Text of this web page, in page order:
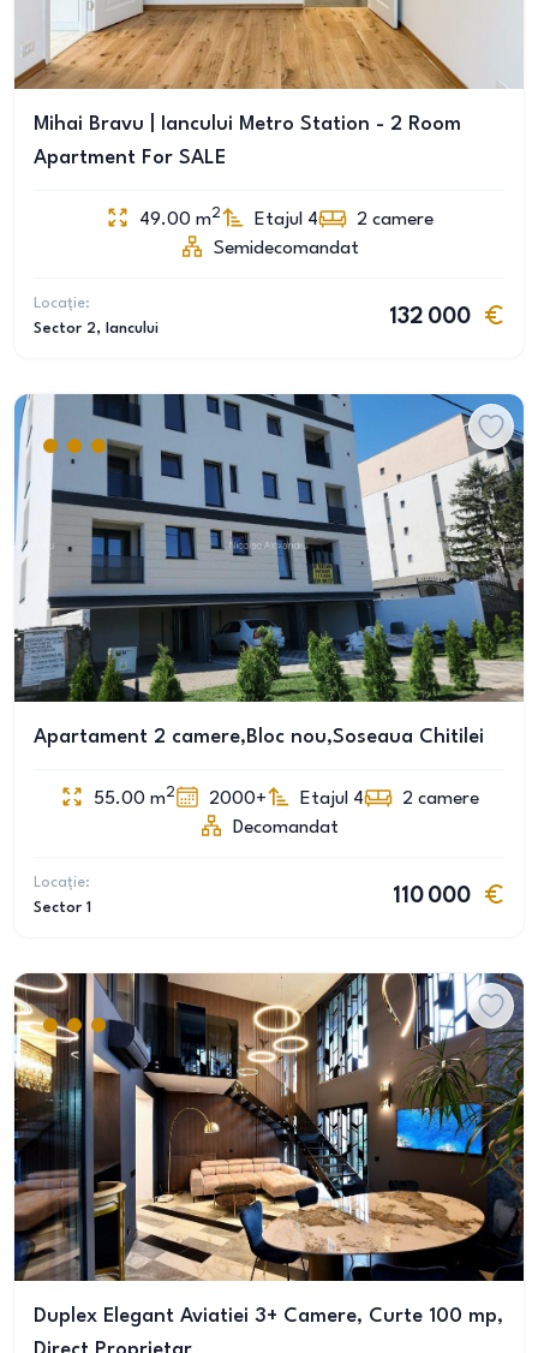
Mihai Bravu | Iancului Metro Station - 2 Room
Apartment For SALE
49.00 m2 Etajul 4 2 camere
Semidecomandat
Locație:
Sector 2, Iancului
132 000
Apartament 2 camere,Bloc nou,Soseaua Chitilei
55.00 m2 2000+ Etajul 4 2 camere
Decomandat
Locație:
Sector 1
110 000
Duplex Elegant Aviatiei 3+ Camere, Curte 100 mp,